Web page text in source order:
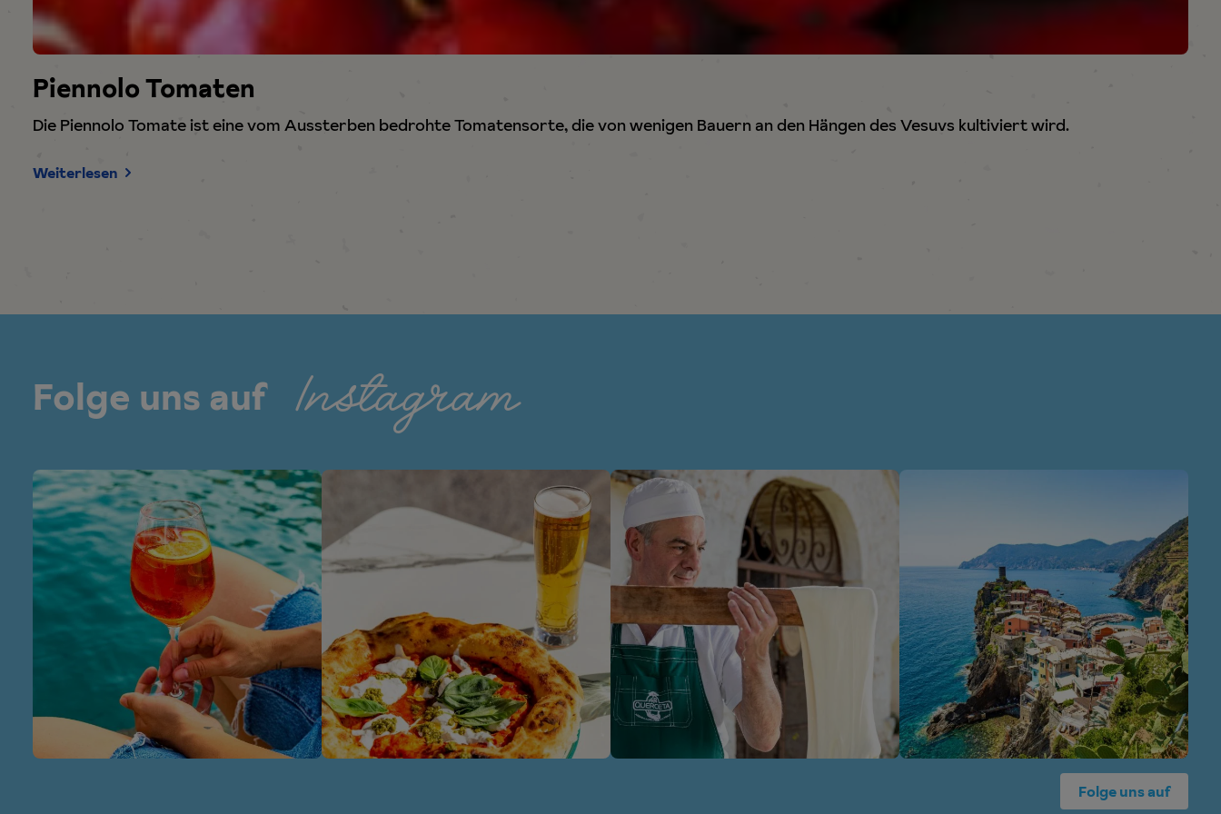
h
Piennolo Tomaten
Die Piennolo Tomate ist eine vom Aussterben bedrohte Tomatensorte, die von wenigen Bauern an den Hängen des Vesuvs kultiviert wird.
Weiterlesen
Folge uns auf Instagram
Folge uns auf